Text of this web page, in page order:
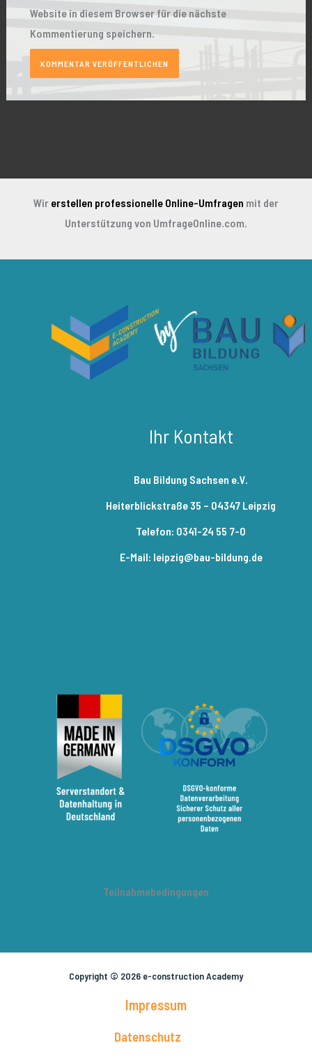
Website in diesem Browser für die nächste
Kommentierung speichern.
Wir erstellen professionelle Online-Umfragen mit der
Unterstützung von UmfrageOnline.com.
Ihr Kontakt
Bau Bildung Sachsen e.V.
Heiterblickstraße 35 – 04347 Leipzig
Telefon: 0341-24 55 7-0
E-Mail: leipzig@bau-bildung.de
Teilnahmebedingungen
Copyright © 2026 e-construction Academy
Impressum
Datenschutz